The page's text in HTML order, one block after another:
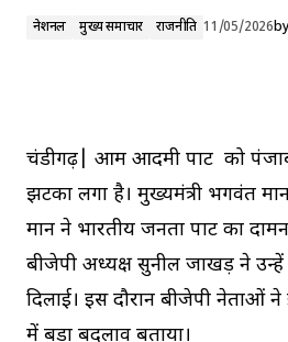
नेशनल मुख्य समाचार राजनीति 11/05/2026by
चंडीगढ़| आम आदमी पार्टी को
झटका लगा है। मुख्यमंत्री भगवंत
मान ने भारतीय जनता पार्टी का
बीजेपी अध्यक्षसुनील जाखड़ ने उन्हें
दिलाई। इस दौरान बीजेपी नेताओं
में बड़ा बदलाव बताया।